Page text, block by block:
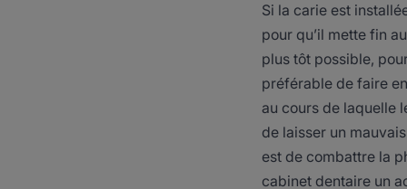
Si la carie est
pour qu’il mette fin
plus tôt possible,
préférable de faire
au cours de laquelle
de laisser un
est de combattre la
cabinet dentaire un